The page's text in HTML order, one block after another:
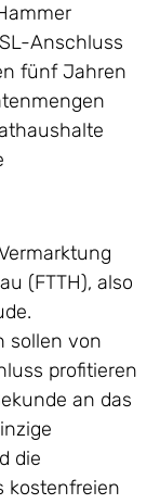
Anschluss
fünf Jahren
(FTTH), also
sollen von
profitieren
an das
die
kostenfreien